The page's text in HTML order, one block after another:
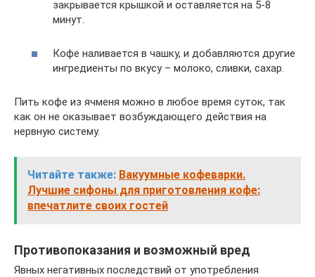
закрывается крышкой и оставляется на 5-8
минут.
Кофе наливается в чашку, и добавляются другие
ингредиенты по вкусу – молоко, сливки, сахар.
Пить кофе из ячменя можно в любое время суток, так
как он не оказывает возбуждающего действия на
нервную систему.
Читайте также: Вакуумные кофеварки.
Лучшие сифоны для приготовления кофе:
впечатлите своих гостей
Противопоказания и возможный вред
Явных негативных последствий от употребления